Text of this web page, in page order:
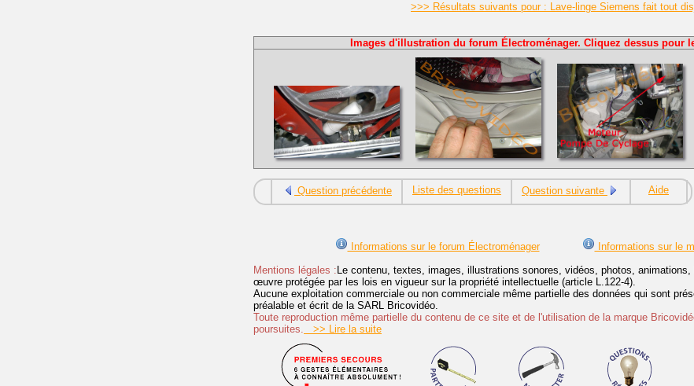
>>> Résultats suivants pour : Lave-linge Siemens fait tout
Images d'illustration du forum Électroménager. Cliquez dessus pour
Question précédente Liste des questions Question suivante Aide
Informations sur le forum Électroménager Informations sur le
Mentions légales : Le contenu, textes, images, illustrations sonores, vidéos, photos,
œuvre protégée par les lois en vigueur sur la propriété intellectuelle (article L.122-4).
Aucune exploitation commerciale ou non commerciale même partielle des données qui sont
préalable et écrit de la SARL Bricovidéo.
Toute reproduction même partielle du contenu de ce site et de l'utilisation de la marque
poursuites. >> Lire la suite